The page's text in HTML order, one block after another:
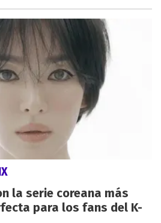
la serie coreana más
para los fans del K-